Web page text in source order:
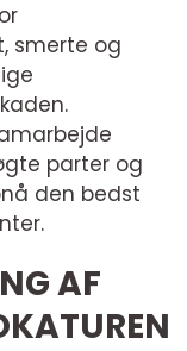
smerte og
parter og
den bedst
AF